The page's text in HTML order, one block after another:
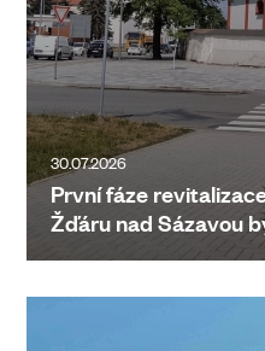
30.07.2026
První fáze
Žďáru nad Sázavou